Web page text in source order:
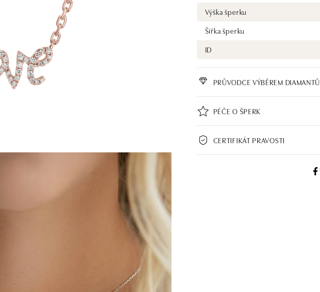
Výška šperku
Šířka šperku
ID
PRŮVODCE VÝBĚREM DIAMANTŮ
PÉČE O ŠPERK
CERTIFIKÁT PRAVOSTI